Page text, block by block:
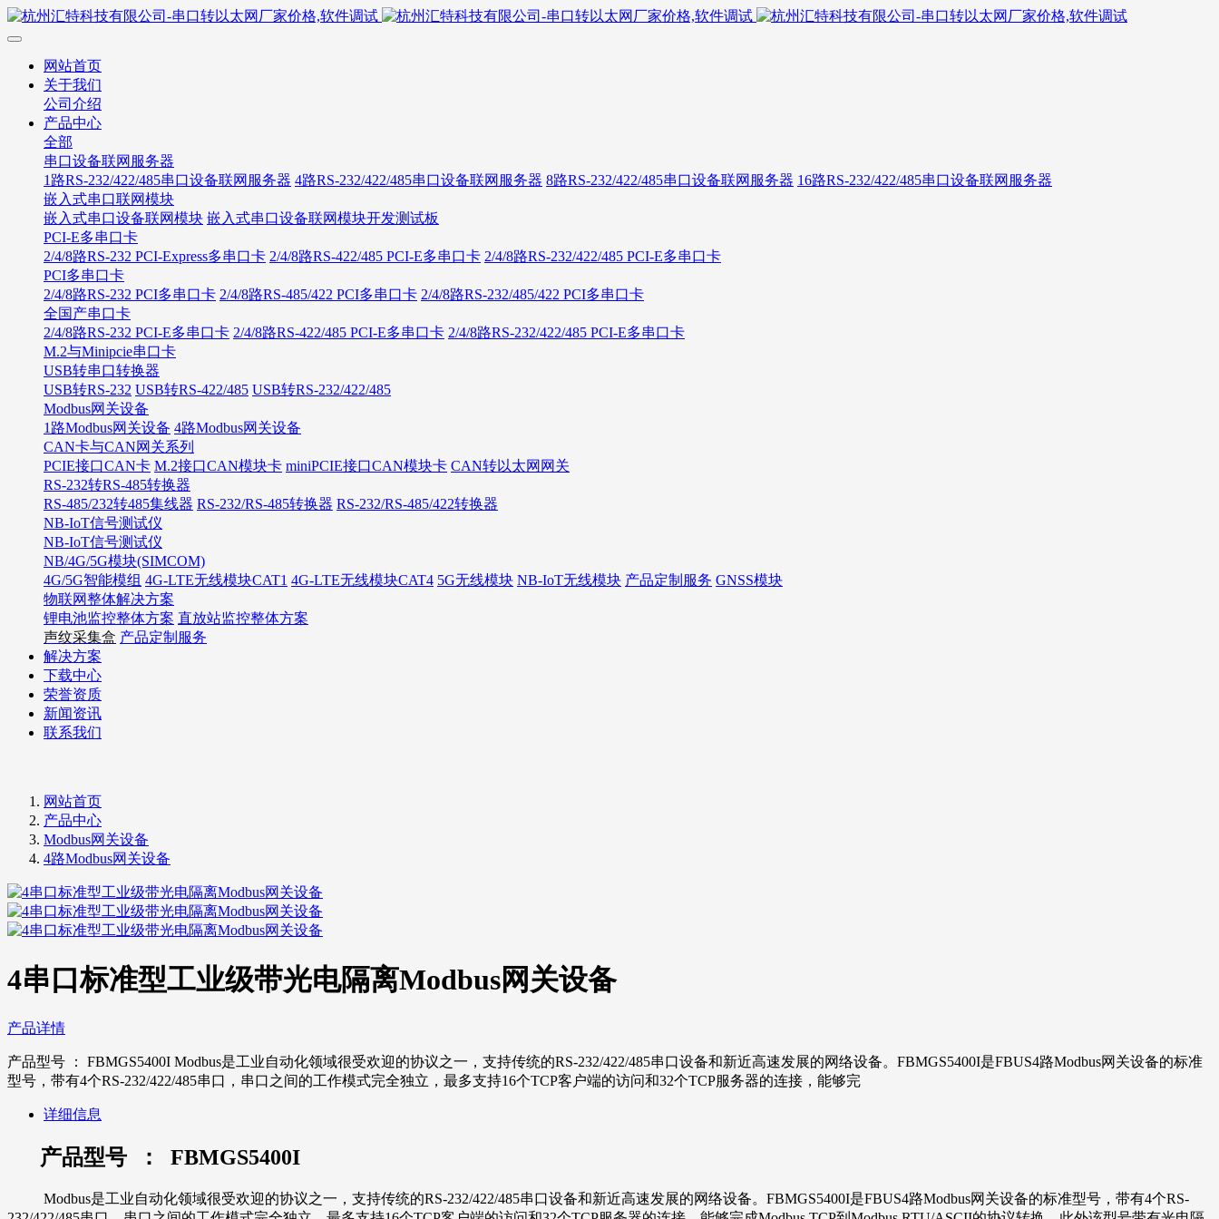
网站首页
关于我们
公司介绍
产品中心
全部
串口设备联网服务器
1路RS-232/422/485串口设备联网服务器 4路RS-232/422/485串口设备联网服务器 8路RS-232/422/485串口设备联网服务器 16路RS-232/422/485串口设备联网服务器
嵌入式串口联网模块
嵌入式串口设备联网模块 嵌入式串口设备联网模块开发测试板
PCI-E多串口卡
2/4/8路RS-232 PCI-Express多串口卡 2/4/8路RS-422/485 PCI-E多串口卡 2/4/8路RS-232/422/485 PCI-E多串口卡
PCI多串口卡
2/4/8路RS-232 PCI多串口卡 2/4/8路RS-485/422 PCI多串口卡 2/4/8路RS-232/485/422 PCI多串口卡
全国产串口卡
2/4/8路RS-232 PCI-E多串口卡 2/4/8路RS-422/485 PCI-E多串口卡 2/4/8路RS-232/422/485 PCI-E多串口卡
M.2与Minipcie串口卡
USB转串口转换器
USB转RS-232 USB转RS-422/485 USB转RS-232/422/485
Modbus网关设备
1路Modbus网关设备 4路Modbus网关设备
CAN卡与CAN网关系列
PCIE接口CAN卡 M.2接口CAN模块卡 miniPCIE接口CAN模块卡 CAN转以太网网关
RS-232转RS-485转换器
RS-485/232转485集线器 RS-232/RS-485转换器 RS-232/RS-485/422转换器
NB-IoT信号测试仪
NB-IoT信号测试仪
NB/4G/5G模块(SIMCOM)
4G/5G智能模组 4G-LTE无线模块CAT1 4G-LTE无线模块CAT4 5G无线模块 NB-IoT无线模块 产品定制服务 GNSS模块
物联网整体解决方案
锂电池监控整体方案 直放站监控整体方案
声纹采集盒 产品定制服务
解决方案
下载中心
荣誉资质
新闻资讯
联系我们
网站首页
产品中心
Modbus网关设备
4路Modbus网关设备
4串口标准型工业级带光电隔离Modbus网关设备
产品详情
产品型号 ： FBMGS5400I Modbus是工业自动化领域很受欢迎的协议之一，支持传统的RS-232/422/485串口设备和新近高速发展的网络设备。FBMGS5400I是FBUS4路Modbus网关设备的标准
型号，带有4个RS-232/422/485串口，串口之间的工作模式完全独立，最多支持16个TCP客户端的访问和32个TCP服务器的连接，能够完
详细信息
产品型号 ： FBMGS5400I
Modbus是工业自动化领域很受欢迎的协议之一，支持传统的RS-232/422/485串口设备和新近高速发展的网络设备。FBMGS5400I是FBUS4路Modbus网关设备的标准型号，带有4个RS-